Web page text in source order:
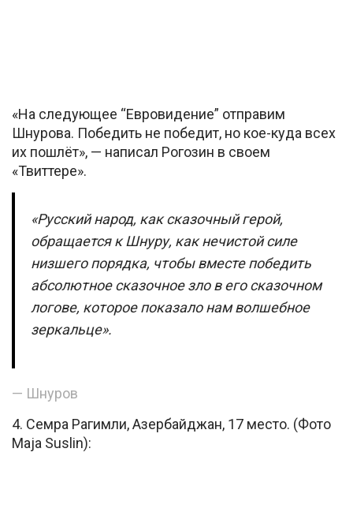
«На следующее “Евровидение” отправим
Шнурова. Победить не победит, но кое-куда всех
их пошлёт», — написал Рогозин в своем
«Твиттере».
«Русский народ, как сказочный герой,
обращается к Шнуру, как нечистой силе
низшего порядка, чтобы вместе победить
абсолютное сказочное зло в его сказочном
логове, которое показало нам волшебное
зеркальце».
— Шнуров
4. Семра Рагимли, Азербайджан, 17 место. (Фото
Maja Suslin):